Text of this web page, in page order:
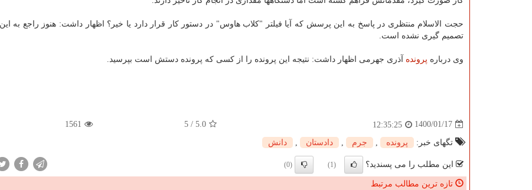
حجت الاسلام منتظری در پاسخ به این پرسش که آیا فیلتر "کلاب هاوس" در دستور کار قرار دارد یا خیر؟ اظهار داشت: هنوز راجع به
تصمیم گیری نشده است.
وی درباره پرونده آذری جهرمی اظهار داشت: نتیجه این پرونده را از کسی که پرونده دستش است بپرسید.
1400/01/17
12:35:25
5.0
/
5
1561
تگهای خبر: پرونده جرم دادستان دانش
این مطلب را می پسندید؟ (1)
(0)
تازه ترین مطالب مرتبط